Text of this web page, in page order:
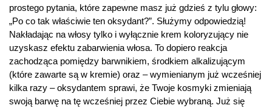
prostego pytania, które zapewne masz już gdzieś z tylu głowy:
„Po co tak właściwie ten oksydant?”. Służymy odpowiedzią!
Nakładając na włosy tylko i wyłącznie krem koloryzujący nie
uzyskasz efektu zabarwienia włosa. To dopiero reakcja
zachodząca pomiędzy barwnikiem, środkiem alkalizującym
(które zawarte są w kremie) oraz – wymienianym już wcześniej
kilka razy – oksydantem sprawi, że Twoje kosmyki zmieniają
swoją barwę na tę wcześniej przez Ciebie wybraną. Już się